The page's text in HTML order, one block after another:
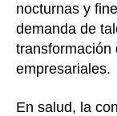
nocturnas y
demanda de
transformación
empresariales.
En salud, la